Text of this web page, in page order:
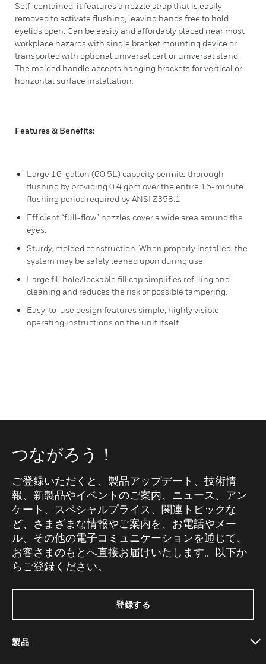
Self-contained, it features a nozzle strap that is easily
removed to activate flushing, leaving hands free to hold
eyelids open. Can be easily and affordably placed near most
workplace hazards with single bracket mounting device or
transported with optional universal cart or universal stand.
The molded handle accepts hanging brackets for vertical or
horizontal surface installation.
Features & Benefits:
Large 16-gallon (60.5L) capacity permits thorough
flushing by providing 0.4 gpm over the entire 15-minute
flushing period required by ANSI Z358.1
Efficient “full-flow” nozzles cover a wide area around the
eyes.
Sturdy, molded construction. When properly installed, the
system may be safely leaned upon during use.
Large fill hole/lockable fill cap simplifies refilling and
cleaning and reduces the risk of possible tampering.
Easy-to-use design features simple, highly visible
operating instructions on the unit itself.
つながろう！
ご登録いただくと、製品アップデート、技術情
報、新製品やイベントのご案内、ニュース、アン
ケート、スペシャルプライス、関連トピックな
ど、さまざまな情報やご案内を、お電話やメー
ル、その他の電子コミュニケーションを通じて、
お客さまのもとへ直接お届けいたします。以下か
らご登録ください。
登録する
製品